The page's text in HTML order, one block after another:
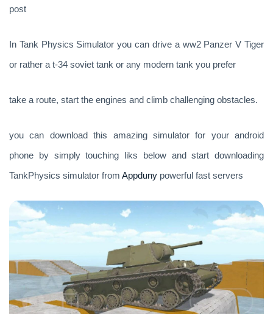
post
In Tank Physics Simulator you can drive a ww2 Panzer V Tiger
or rather a t-34 soviet tank or any modern tank you prefer
take a route, start the engines and climb challenging obstacles.
you can download this amazing simulator for your android
phone by simply touching liks below and start downloading
TankPhysics simulator from Appduny powerful fast servers